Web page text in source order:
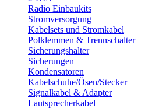
Radio Einbaukits
Stromversorgung
Kabelsets und Stromkabel
Polklemmen & Trennschalter
Sicherungshalter
Sicherungen
Kondensatoren
Kabelschuhe/Ösen/Stecker
Signalkabel & Adapter
Lautsprecherkabel